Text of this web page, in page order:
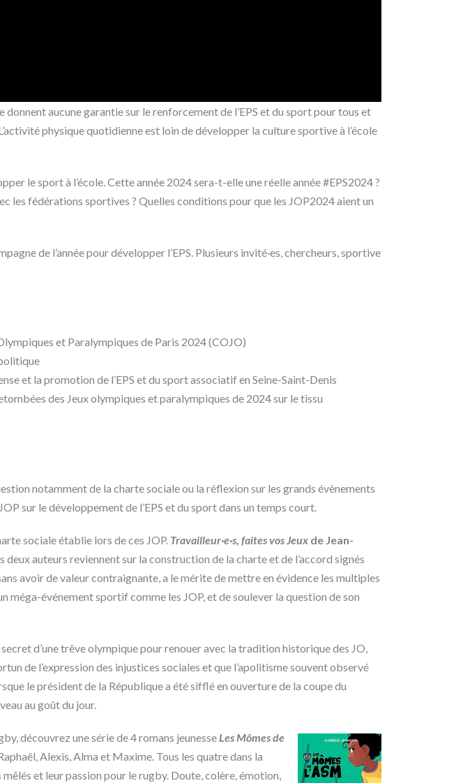
aucune garantie sur le renforcement de l’EPS et du sport pour tous et
physique quotidienne est loin de développer la culture sportive à l’école
le sport à l’école. Cette année 2024 sera-t-elle une réelle année #EPS2024 ?
les fédérations sportives ? Quelles conditions pour que les JOP2024 aient un
de l’année pour développer l’EPS. Plusieurs invité·es, chercheurs, sportive
et Paralympiques de Paris 2024 (COJO)
et la promotion de l’EPS et du sport associatif en Seine-Saint-Denis
des Jeux olympiques et paralympiques de 2024 sur le tissu
notamment de la charte sociale ou la réflexion sur les grands évènements
sur le développement de l’EPS et du sport dans un temps court.
sociale établie lors de ces JOP. Travailleur·e·s, faites vos Jeux de Jean-
deux auteurs reviennent sur la construction de la charte et de l’accord signés
avoir de valeur contraignante, a le mérite de mettre en évidence les multiples
méga-événement sportif comme les JOP, et de soulever la question de son
d’une trêve olympique pour renouer avec la tradition historique des JO,
de l’expression des injustices sociales et que l’apolitisme souvent observé
le président de la République a été sifflé en ouverture de la coupe du
au goût du jour.
découvrez une série de 4 romans jeunesseLes Mômes de
Alexis, Alma et Maxime. Tous les quatre dans la
et leur passion pour le rugby. Doute, colère, émotion,